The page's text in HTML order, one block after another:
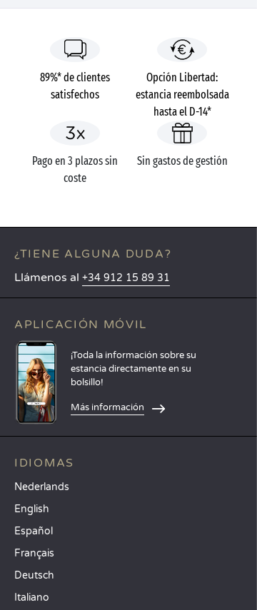
89%* de clientes
satisfechos
Opción Libertad:
estancia reembolsada
hasta el D-14*
Pago en 3 plazos sin
coste
Sin gastos de gestión
¿TIENE ALGUNA DUDA?
Llámenos al +34 912 15 89 31
APLICACIÓN MÓVIL
¡Toda la información sobre su
estancia directamente en su
bolsillo!
Más información
IDIOMAS
Nederlands
English
Español
Français
Deutsch
Italiano